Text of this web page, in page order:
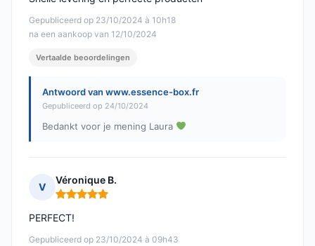
Gepubliceerd op 23/10/2024 à 10h18
na een aankoop van 12/10/2024
Vertaalde beoordelingen
Antwoord van www.essence-box.fr
Gepubliceerd op 24/10/2024
Bedankt voor je mening Laura
V
Véronique B.
Opmerking: 5 van 5
Gepubliceerd op 23/10/2024 à 09h43
PERFECT!